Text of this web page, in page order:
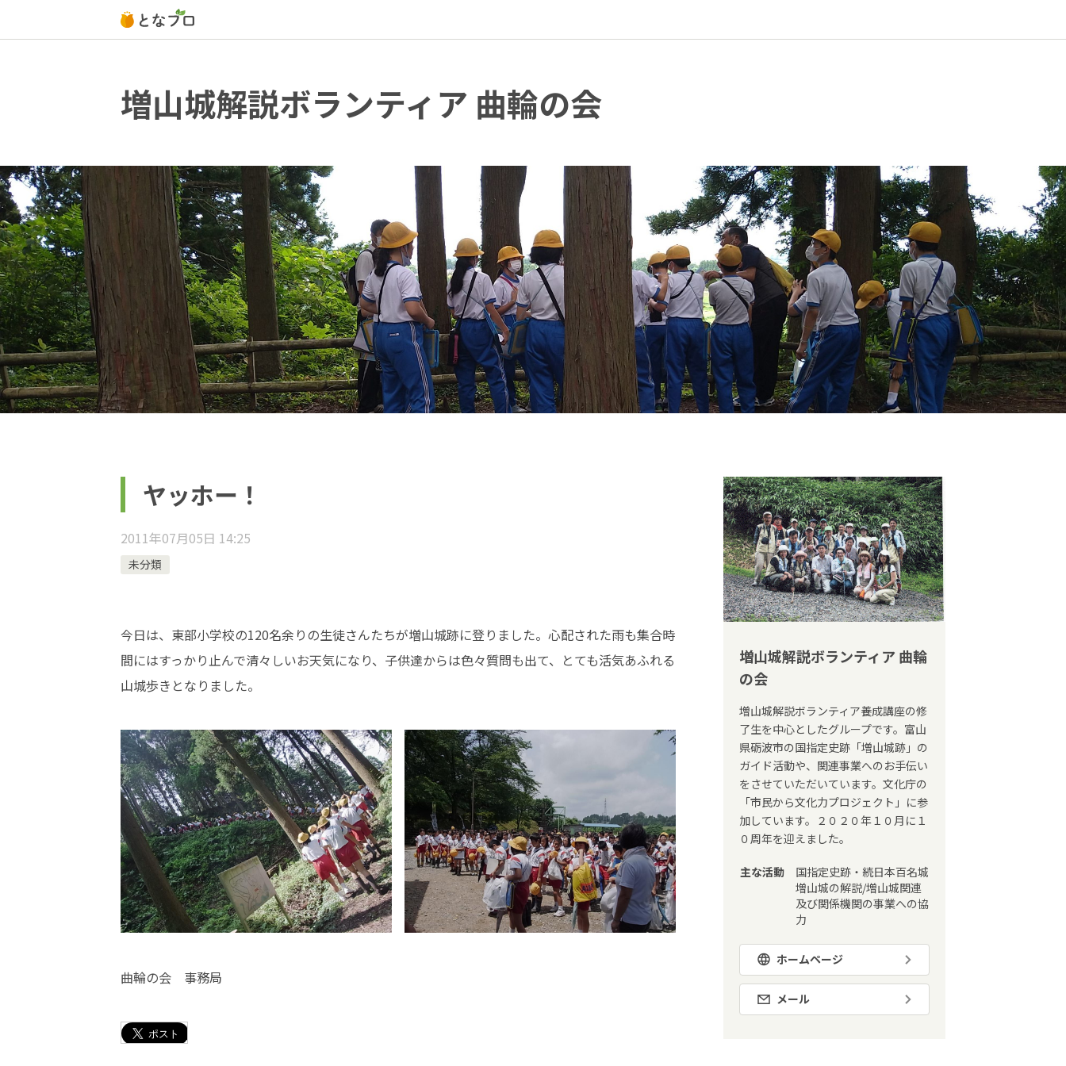
増山城解説ボランティア 曲輪の会
ヤッホー！
2011年07月05日 14:25
未分類
今日は、東部小学校の120名余りの生徒さんたちが増山城跡に登りました。心配された雨も集合時
間にはすっかり止んで清々しいお天気になり、子供達からは色々質問も出て、とても活気あふれる
山城歩きとなりました。
曲輪の会 事務局
増山城解説ボランティア 曲輪
の会
増山城解説ボランティア養成講座の修
了生を中心としたグループです。富山
県砺波市の国指定史跡「増山城跡」の
ガイド活動や、関連事業へのお手伝い
をさせていただいています。文化庁の
「市民から文化力プロジェクト」に参
加しています。２０２０年１０月に１
０周年を迎えました。
主な活動
国指定史跡・続日本百名城
増山城の解説/増山城関連
及び関係機関の事業への協
力
ホームページ
メール